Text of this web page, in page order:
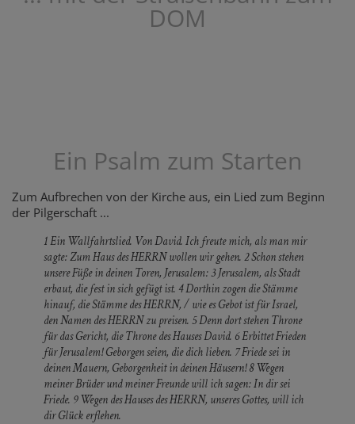
DOM
Ein Psalm zum Starten
Zum Aufbrechen von der Kirche aus, ein Lied zum Beginn
der Pilgerschaft ...
1 Ein Wallfahrtslied. Von David. Ich freute mich, als man mir
sagte: Zum Haus des HERRN wollen wir gehen. 2 Schon stehen
unsere Füße in deinen Toren, Jerusalem: 3 Jerusalem, als Stadt
erbaut, die fest in sich gefügt ist. 4 Dorthin zogen die Stämme
hinauf, die Stämme des HERRN, / wie es Gebot ist für Israel,
den Namen des HERRN zu preisen. 5 Denn dort stehen Throne
für das Gericht, die Throne des Hauses David. 6 Erbittet Frieden
für Jerusalem! Geborgen seien, die dich lieben. 7 Friede sei in
deinen Mauern, Geborgenheit in deinen Häusern! 8 Wegen
meiner Brüder und meiner Freunde will ich sagen: In dir sei
Friede. 9 Wegen des Hauses des HERRN, unseres Gottes, will ich
dir Glück erflehen.